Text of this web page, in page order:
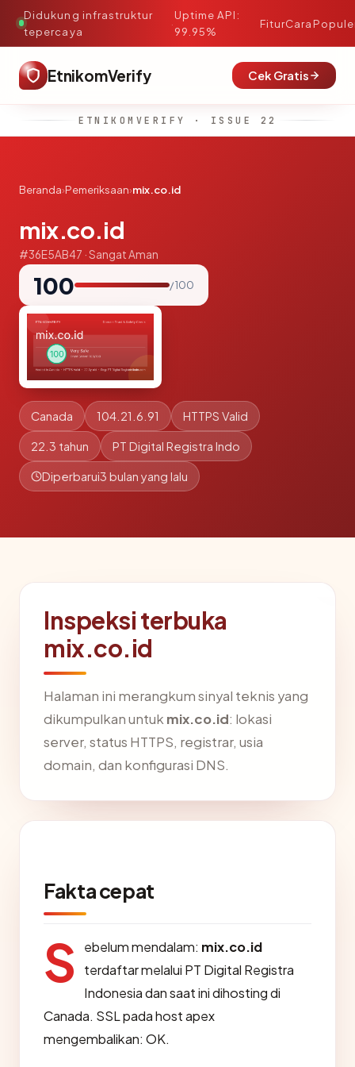
Didukung infrastruktur
tepercaya
·
Uptime API:
99.95%
FiturCara
EtnikomVerify Cek Gratis
ETNIKOMVERIFY · ISSUE 22
Beranda›Pemeriksaan›mix.co.id
mix.co.id
#36E5AB47 · Sangat Aman
100 / 100
Canada 104.21.6.91 HTTPS Valid
22.3 tahun PT Digital Registra Indo
Diperbarui3 bulan yang lalu
Inspeksi terbuka
mix.co.id
Halaman ini merangkum sinyal teknis yang
dikumpulkan untuk mix.co.id: lokasi
server, status HTTPS, registrar, usia
domain, dan konfigurasi DNS.
Fakta cepat
S ebelum mendalam: mix.co.id
terdaftar melalui PT Digital Registra
Indonesia dan saat ini dihosting di
Canada. SSL pada host apex
mengembalikan: OK.